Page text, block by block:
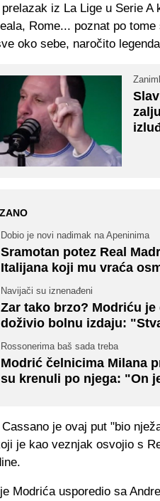
iz La Lige u Serie
Rome... poznat po
oko sebe, naročito
Dobio je novi nadimak na Apeninima
Sramotan potez Real
Italijana koji mu vraća
Navijači su iznenađeni
Zar tako brzo? Modriću
doživio bolnu izdaju:
Rossonerima baš sada treba
Modrić čelnicima Milana
su krenuli po njega: "On
je ovaj put "bio
je kao veznjak osvojio s
Modrića usporedio sa